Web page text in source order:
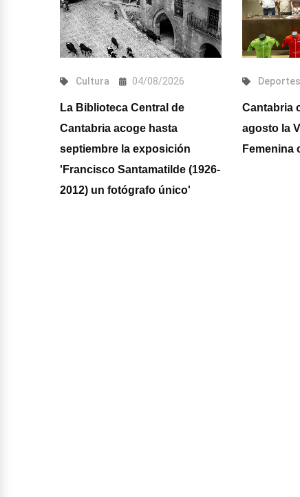
Cultura 04/08/2026
La Biblioteca Central de
Cantabria acoge hasta
septiembre la exposición
'Francisco Santamatilde (1926-
2012) un fotógrafo único'
Deportes
Cantabria
agosto la
Femenina